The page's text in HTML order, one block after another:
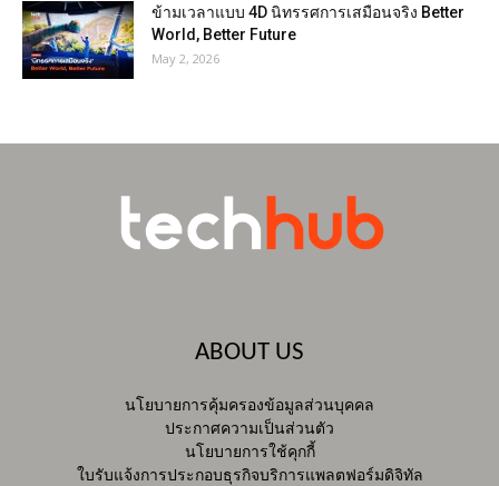
ข้ามเวลาแบบ 4D นิทรรศการเสมือนจริง Better
World, Better Future
May 2, 2026
ABOUT US
นโยบายการคุ้มครองข้อมูลส่วนบุคคล
ประกาศความเป็นส่วนตัว
นโยบายการใช้คุกกี้
ใบรับแจ้งการประกอบธุรกิจบริการแพลตฟอร์มดิจิทัล